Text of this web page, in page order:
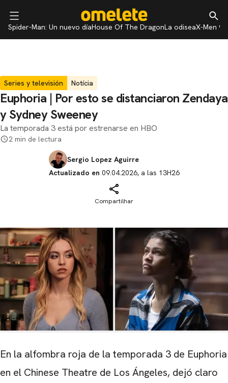
Spider-Man: Un nuevo díaHouse Of The DragonLa odiseaX-Men 97
Series y televisión Notícia
Euphoria | Por esto se distanciaron Zendaya
y Sydney Sweeney
La temporada 3 está por estrenarse en HBO
2 min de lectura
Sergio Lopez Aguirre
Actualizado en 09.04.2026, a las 13H26
Compartilhar
En la alfombra roja de la temporada 3 de Euphoria
en el Chinese Theatre de Los Ángeles, dejó claro